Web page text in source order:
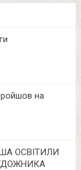
на
ОСВІТИЛИ